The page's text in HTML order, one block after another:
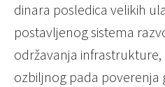
dinara posledica velikih
postavljenog sistema
održavanja
ozbiljnog pada